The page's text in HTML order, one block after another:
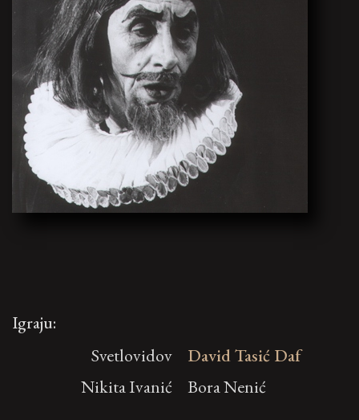
Igraju:
Svetlovidov
David Tasić Daf
Nikita Ivanić
Bora Nenić